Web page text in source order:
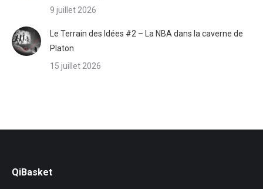
9 juillet 2026
Le Terrain des Idées #2 – La NBA dans la caverne de
Platon
15 juillet 2026
QiBasket